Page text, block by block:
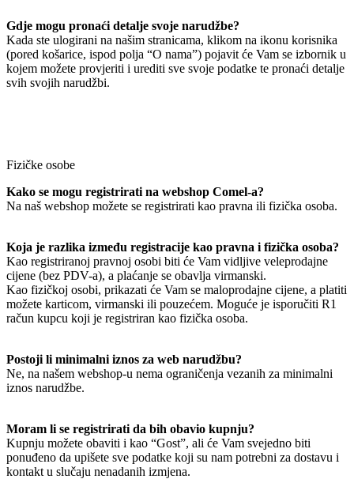
Gdje mogu pronaći detalje svoje narudžbe?
Kada ste ulogirani na našim stranicama, klikom na ikonu korisnika
(pored košarice, ispod polja “O nama”) pojavit će Vam se izbornik u
kojem možete provjeriti i urediti sve svoje podatke te pronaći detalje
svih svojih narudžbi.
Fizičke osobe
Kako se mogu registrirati na webshop Comel-a?
Na naš webshop možete se registrirati kao pravna ili fizička osoba.
Koja je razlika između registracije kao pravna i fizička osoba?
Kao registriranoj pravnoj osobi biti će Vam vidljive veleprodajne
cijene (bez PDV-a), a plaćanje se obavlja virmanski.
Kao fizičkoj osobi, prikazati će Vam se maloprodajne cijene, a platiti
možete karticom, virmanski ili pouzećem. Moguće je isporučiti R1
račun kupcu koji je registriran kao fizička osoba.
Postoji li minimalni iznos za web narudžbu?
Ne, na našem webshop-u nema ograničenja vezanih za minimalni
iznos narudžbe.
Moram li se registrirati da bih obavio kupnju?
Kupnju možete obaviti i kao “Gost”, ali će Vam svejedno biti
ponuđeno da upišete sve podatke koji su nam potrebni za dostavu i
kontakt u slučaju nenadanih izmjena.